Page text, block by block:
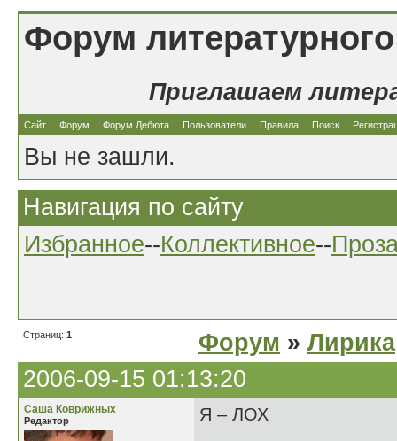
Форум
Приглашаем
Сайт Форум Форум Дебюта Пользователи Правила Поиск
Вы не зашли.
Навигация по сайту
Избранное--Коллективное--
Страниц: 1 Форум » Лирика
2006-09-15 01:13:20
Саша Коврижных
Редактор Я – ЛОХ